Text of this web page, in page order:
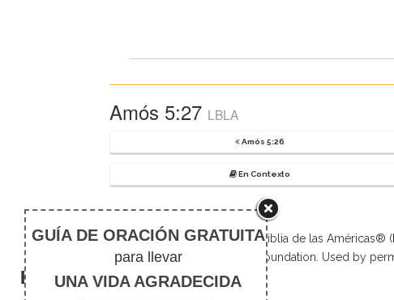
Amós 5:27 LBLA
Amós 5:26
En Contexto
Scripture taken from La Biblia de las Américas®
Foundation. Used by
El silencio